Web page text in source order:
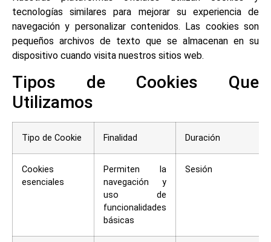
tecnologías similares para mejorar su experiencia de
navegación y personalizar contenidos. Las cookies son
pequeños archivos de texto que se almacenan en su
dispositivo cuando visita nuestros sitios web.
Tipos de Cookies Que
Utilizamos
Tipo de Cookie Finalidad Duración
Cookies
esenciales
Permiten la
navegación y
uso de
funcionalidades
básicas
Sesión